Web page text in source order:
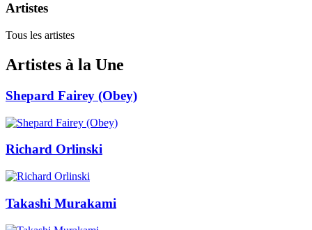
Artistes
Tous les artistes
Artistes à la Une
Shepard Fairey (Obey)
Richard Orlinski
Takashi Murakami